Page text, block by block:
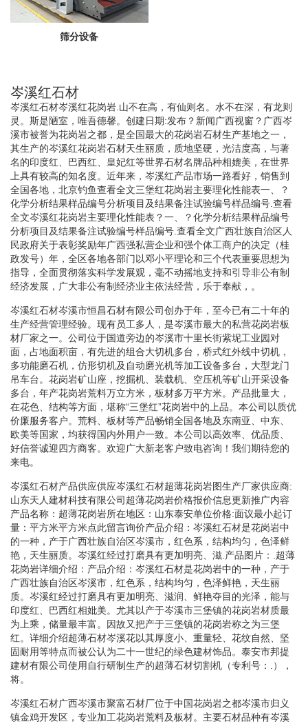
筛分设备
岑溪红石材
岑溪红石材岑溪红花岗岩.山不在高，有仙则名。水不在深，有龙则
灵。斯是陋室，唯吾德馨。创建日期:发布？新闻广西视窗？广西岑
溪市被誉为花岗岩之都，是全国最大的花岗岩石材生产基地之一，
其生产的岑溪红花岗岩石材天生丽质，质地坚硬，光洁度高，与著
名的印度红、巴西红、皇妃红等世界石材名牌品种相媲美，在世界
上具有较高的知名度。近年来，岑溪红产品市场一路看好，销售到
全国各地，北京钓鱼查看全文三堡红花岗岩主要理化性能表一、？
化学分析结果样品编号分析项目及结果备注试验编号样品编号.查看
全文岑溪红花岗岩主要理化性能表？一、？化学分析结果样品编号
分析项目及结果备注试验编号样品编号.查看全文广西壮族自治区人
民政府关于表彰奖励年广西强私营企业和强个体工商户的决定（桂
政发号）年，全区各地各部门以邓小平理论和三个代表重要思想为
指导，全面贯彻落实科学发展观，毫不动摇地支持和引导非公有制
经济发展，广大非公有制经济业主依法经营，乐于奉献，。
岑溪红石材岑溪市恒昌石材有限公司创办于年，至今已有二十年的
生产经营管理经验。现有员工多人，是岑溪市最大的私营花岗岩板
材厂家之一。公司位于国道旁边的岑溪市十里长街紫坭工业园对
面，占地面积亩，有先进的组合大切机多台，桥式红外线中切机，
多功能磨石机，仿形切机及自动磨光机等加工设备多台，大型龙门
吊车台。花岗岩矿山座，挖掘机、装载机、空压机等矿山开采设备
多台，年产花岗岩荒料万立方米，板材多万平方米。产品批量大，
在花色、结构等方面，堪称“三堡红”花岗岩中的上品。本公司以质优
价廉服务客户。荒料、板材等产品畅销全国各地及东南亚、中东、
欧美等国家，均获得国内外用户一致。本公司以高效率、优品质、
好信誉诚迎四方商客。欢迎广大新老客户致电咨询！我们期待您的
来电。
岑溪红石材产品供应供应岑溪红石材超薄花岗岩图生产厂家供应商:
山东天人建材科技有限公司超薄花岗岩价格报价信息更新推广内容
产品名称：超薄花岗岩所在地区：山东泰安单位价格:面议最小起订
量：平方米平方米点此留言询价产品介绍：岑溪红石材是花岗岩中
的一种，产于广西壮族自治区岑溪市，红色系，结构均匀，色泽鲜
艳，天生丽质。岑溪红经过打磨具有更加明亮、滋.产品图片：.超薄
花岗岩详细介绍：产品介绍：岑溪红石材是花岗岩中的一种，产于
广西壮族自治区岑溪市，红色系，结构均匀，色泽鲜艳，天生丽
质。岑溪红经过打磨具有更加明亮、滋润、鲜艳夺目的光泽，能与
印度红、巴西红相妣美。尤其以产于岑溪市三堡镇的花岗岩材质最
为上乘，储量最丰富。因故又把产于三堡镇的花岗岩称之为三堡
红。详细介绍超薄石材岑溪花以其厚度小、重量轻、花纹自然、坚
固耐用等特点而被公认为二十一世纪的绿色建材饰品。泰安市邦提
建材有限公司使用自行研制生产的超薄石材切割机（专利号：.），
将。
岑溪红石材广西岑溪市聚富石材厂位于中国花岗岩之都岑溪市归义
镇金鸡开发区，专业加工花岗岩荒料及板材。主要石材品种有岑溪